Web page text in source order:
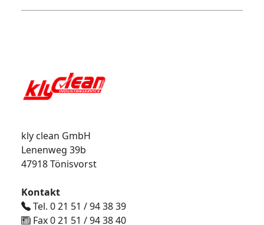
kly clean GmbH
Lenenweg 39b
47918 Tönisvorst
Kontakt
Tel. 0 21 51 / 94 38 39
Fax 0 21 51 / 94 38 40